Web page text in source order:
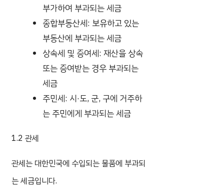
부가하여 부과되는 세금
종합부동산세: 보유하고 있는
부동산에 부과되는 세금
상속세 및 증여세: 재산을 상속
또는 증여받는 경우 부과되는
세금
주민세: 시·도, 군, 구에 거주하
는 주민에게 부과되는 세금
1.2 관세
관세는 대한민국에 수입되는 물품에 부과되
는 세금입니다.